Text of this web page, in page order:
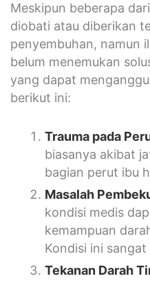
Meskipun beberapa
diobati atau diberikan
penyembuhan, namun
belum menemukan
yang dapat
berikut ini:
Trauma pada
biasanya akibat
bagian perut ibu
Masalah
kondisi medis
kemampuan
Kondisi ini
Tekanan Darah